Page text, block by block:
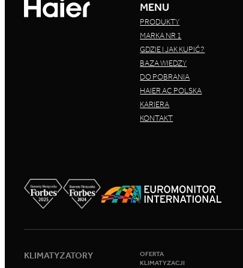
MENU
PRODUKTY
MARKA NR 1
GDZIE I JAK KUPIĆ?
BAZA WIEDZY
DO POBRANIA
HAIER AC POLSKA
KARIERA
KONTAKT
KLIMATYZATORY
OFERTA
KLIMATYZACJI